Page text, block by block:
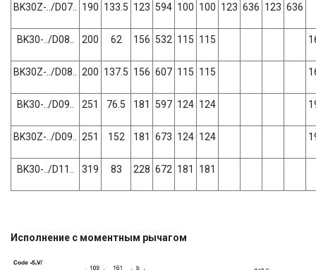
BK30Z-../D07.. 190 133.5 123 594 100 100 123 636 123 636
BK30-../D08.. 200 62 156 532 115 115
BK30Z-../D08.. 200 137.5 156 607 115 115
BK30-../D09.. 251 76.5 181 597 124 124
BK30Z-../D09.. 251 152 181 673 124 124
BK30-../D11.. 319 83 228 672 181 181
Исполнение с моментным рычагом